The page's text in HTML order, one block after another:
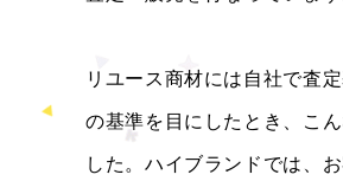
リユース商材には自社で査
の基準を目にしたとき、こ
した。ハイブランドでは、